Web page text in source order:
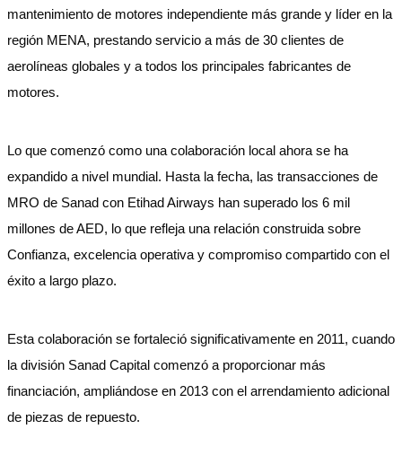
mantenimiento de motores independiente más grande y líder en la
región MENA, prestando servicio a más de 30 clientes de
aerolíneas globales y a todos los principales fabricantes de
motores.
Lo que comenzó como una colaboración local ahora se ha
expandido a nivel mundial. Hasta la fecha, las transacciones de
MRO de Sanad con Etihad Airways han superado los 6 mil
millones de AED, lo que refleja una relación construida sobre
Confianza, excelencia operativa y compromiso compartido con el
éxito a largo plazo.
Esta colaboración se fortaleció significativamente en 2011, cuando
la división Sanad Capital comenzó a proporcionar más
financiación, ampliándose en 2013 con el arrendamiento adicional
de piezas de repuesto.